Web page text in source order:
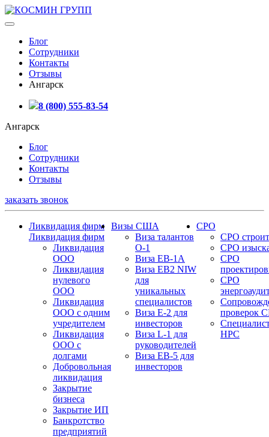
Блог
Сотрудники
Контакты
Отзывы
Ангарск
8 (800) 555-83-54
Ангарск
Блог
Сотрудники
Контакты
Отзывы
заказать звонок
Ликвидация фирм
Ликвидация фирм
Ликвидация
ООО
Ликвидация
нулевого
ООО
Ликвидация
ООО с одним
учредителем
Ликвидация
ООО с
долгами
Добровольная
ликвидация
Закрытие
бизнеса
Закрытие ИП
Банкротство
предприятий
Визы США
Виза талантов
О-1
Виза EB-1A
Виза EB2 NIW
для
уникальных
специалистов
Виза E-2 для
инвесторов
Виза L-1 для
руководителей
Виза EB-5 для
инвесторов
СРО
СРО
СРО
СРО
СРО
проверок
НРС